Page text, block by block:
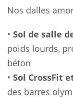
Nos dalles
• Sol de salle
poids lourds,
béton
• Sol CrossFit
des barres